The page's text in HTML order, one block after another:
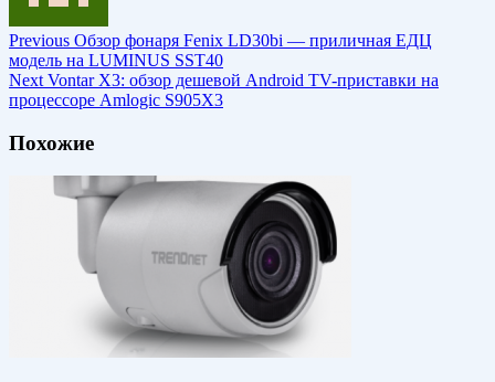
Previous Обзор фонаря Fenix LD30bi — приличная ЕДЦ
модель на LUMINUS SST40
Next Vontar X3: обзор дешевой Android TV-приставки на
процессоре Amlogic S905X3
Похожие